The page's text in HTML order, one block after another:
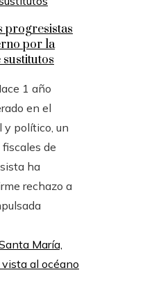
progresistas
por la
1 año
en el
y político, un
fiscales de
ha
rechazo a